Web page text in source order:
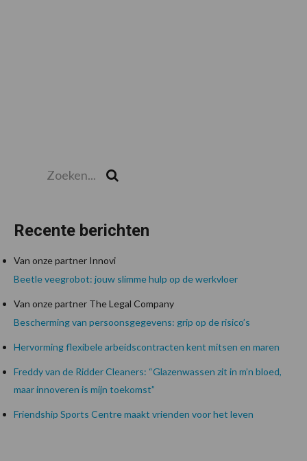
Recente berichten
Van onze partner Innovi
Beetle veegrobot: jouw slimme hulp op de werkvloer
Van onze partner The Legal Company
Bescherming van persoonsgegevens: grip op de risico’s
Hervorming flexibele arbeidscontracten kent mitsen en maren
Freddy van de Ridder Cleaners: “Glazenwassen zit in m’n bloed,
maar innoveren is mijn toekomst”
Friendship Sports Centre maakt vrienden voor het leven